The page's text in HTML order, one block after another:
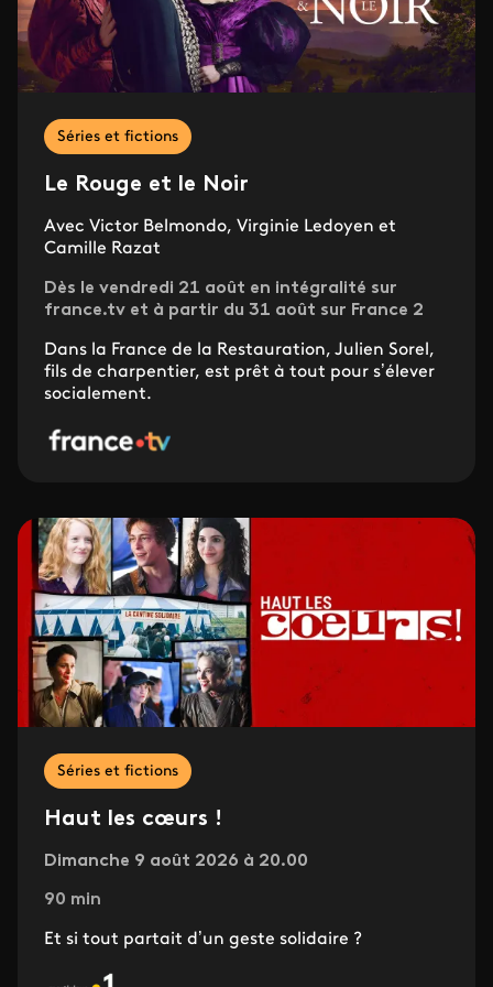
Séries et fictions
Le Rouge et le Noir
Avec Victor Belmondo, Virginie Ledoyen et
Camille Razat
Dès le vendredi 21 août en intégralité sur
france.tv et à partir du 31 août sur France 2
Dans la France de la Restauration, Julien Sorel,
fils de charpentier, est prêt à tout pour s’élever
socialement.
Séries et fictions
Haut les cœurs !
Dimanche 9 août 2026 à 20.00
90 min
Et si tout partait d’un geste solidaire ?